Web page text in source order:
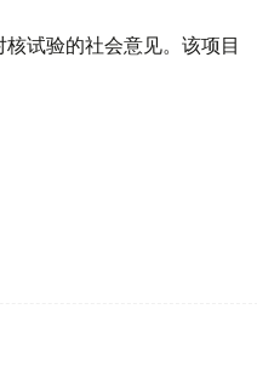
试验的社会意见。该项目